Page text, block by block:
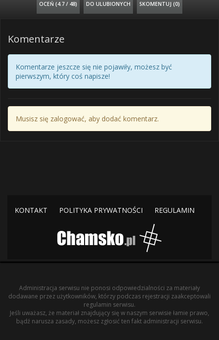
OCEŃ (4.7 / 48) DO ULUBIONYCH SKOMENTUJ (0)
Komentarze
Komentarze jeszcze się nie pojawiły, możesz być
pierwszym, który coś napisze!
Musisz się zalogować, aby dodać komentarz.
KONTAKT POLITYKA PRYWATNOŚCI REGULAMIN
Administracja serwisu nie ponosi odpowiedzialności za materiały
dodawane przez użytkowników, którzy podczas rejestracji zaakceptowali
regulamin serwisu.
Jeśli uważasz, że materiał znajdujący się w naszym serwisie łamie prawo,
bądź narusza zasady, możesz zgłosić ten fakt administracji serwisu.